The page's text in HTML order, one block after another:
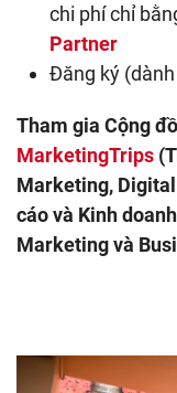
chi phí chỉ
Partner
Đăng ký
Tham gia Cộng
MarketingTrips
Marketing,
cáo và Kinh
Marketing và